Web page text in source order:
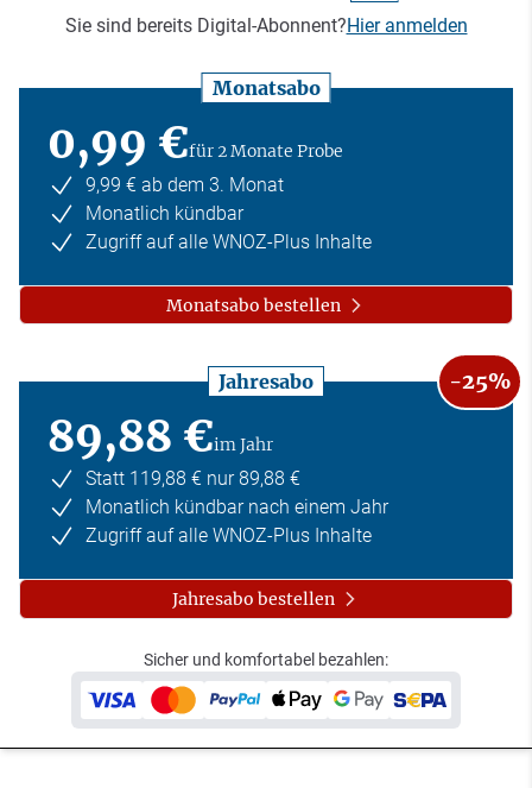
Sie sind bereits Digital-Abonnent?Hier anmelden
Monatsabo
0,99 €für 2 Monate Probe
9,99 € ab dem 3. Monat
Monatlich kündbar
Zugriff auf alle WNOZ-Plus Inhalte
Monatsabo bestellen
Jahresabo -25%
89,88 €im Jahr
Statt 119,88 € nur 89,88 €
Monatlich kündbar nach einem Jahr
Zugriff auf alle WNOZ-Plus Inhalte
Jahresabo bestellen
Sicher und komfortabel bezahlen: